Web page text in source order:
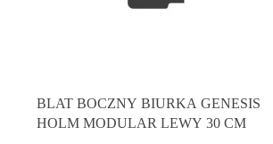
BLAT BOCZNY BIURKA GENESIS
HOLM MODULAR LEWY 30 CM